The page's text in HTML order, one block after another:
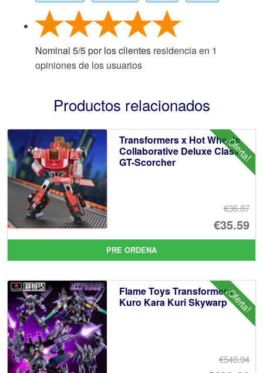
Nominal 5/5por los clientes residencia en 1
opiniones de los usuarios
Productos relacionados
¡Oferta!
Transformers x Hot Wheels
Collaborative Deluxe Class
GT-Scorcher
€36.87
El
€35.59
El
PRE ORDENA
¡Oferta!
Flame Toys Transformers
Kuro Kara Kuri Skywarp
€540.94